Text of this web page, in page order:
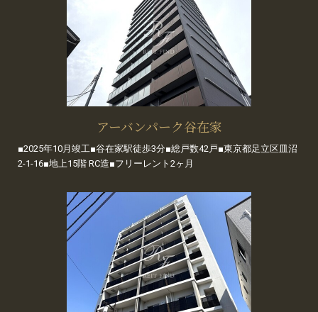
アーバンパーク谷在家
■2025年10月竣工■谷在家駅徒歩3分■総戸数42戸■東京都足立区皿沼
2-1-16■地上15階 RC造■フリーレント2ヶ月